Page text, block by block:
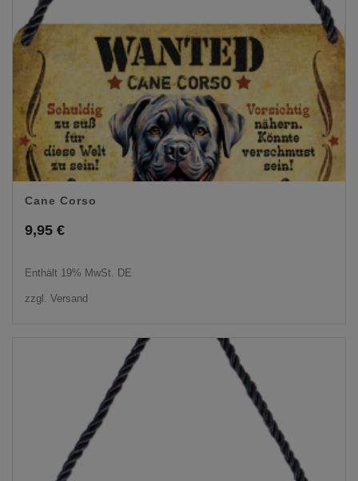
Cane Corso
9,95 €
Enthält 19% MwSt. DE
zzgl. Versand